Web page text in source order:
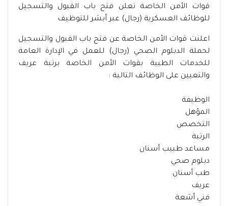
قوات الأمن الخاصة تعلن فتح باب القبول والتسجيل
للوظائف العسكرية (رجال) عبر أبشر للتوظيف
اعلنت قوات الأمن الخاصة عن فتح باب القبول والتسجيل
لحملة الدبلوم الصحي (رجال) للعمل في الإدارة العامة
للخدمات الطبية بقوات الأمن الخاصة برتبة عريف
والتعيين على الوظائف التالية :
الوظيفة
المؤهل
التخصص
الرتبة
مساعد طبيب أسنان
دبلوم صحي
طب أسنان
عريف
فني أشعة